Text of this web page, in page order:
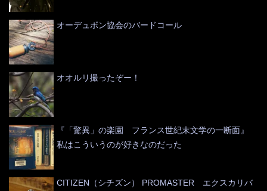
オーデュボン協会のバードコール
オオルリ撮ったぞー！
『「驚異」の楽園 フランス世紀末文学の一断面』
私はこういうのが好きなのだった
CITIZEN（シチズン） PROMASTER エクスカリバ